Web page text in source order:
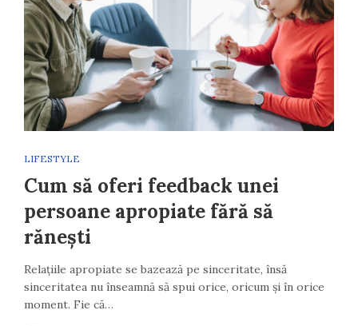
LIFESTYLE
Cum să oferi feedback unei
persoane apropiate fără să
rănești
Relațiile apropiate se bazează pe sinceritate, însă
sinceritatea nu înseamnă să spui orice, oricum și în orice
moment. Fie că…